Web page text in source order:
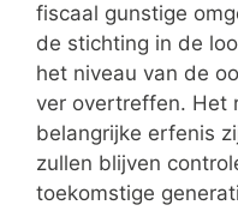
fiscaal gunstige
de stichting in de
het niveau van de
ver overtreffen. Het
belangrijke erfenis
zullen blijven
toekomstige